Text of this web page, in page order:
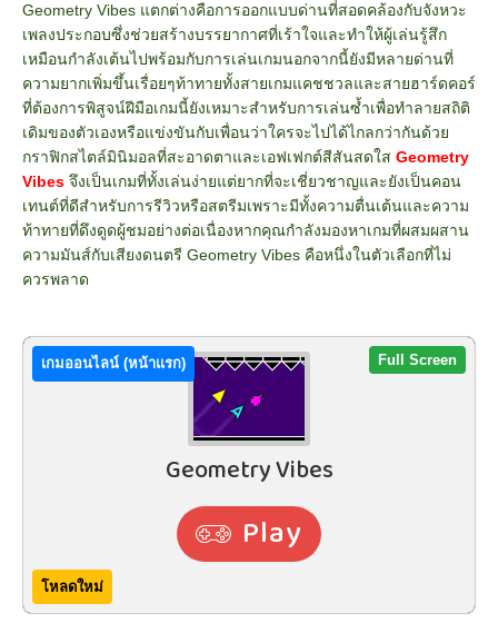
Geometry Vibes แตกต่างคือการออกแบบด่านที่สอดคล้องกับจังหวะ
เพลงประกอบซึ่งช่วยสร้างบรรยากาศที่เร้าใจและทำให้ผู้เล่นรู้สึก
เหมือนกำลังเต้นไปพร้อมกับการเล่นเกมนอกจากนี้ยังมีหลายด่านที่
ความยากเพิ่มขึ้นเรื่อยๆท้าทายทั้งสายเกมแคชชวลและสายฮาร์ดคอร์
ที่ต้องการพิสูจน์ฝีมือเกมนี้ยังเหมาะสำหรับการเล่นซ้ำเพื่อทำลายสถิติ
เดิมของตัวเองหรือแข่งขันกับเพื่อนว่าใครจะไปได้ไกลกว่ากันด้วย
กราฟิกสไตล์มินิมอลที่สะอาดตาและเอฟเฟกต์สีสันสดใส Geometry
Vibes จึงเป็นเกมที่ทั้งเล่นง่ายแต่ยากที่จะเชี่ยวชาญและยังเป็นคอน
เทนต์ที่ดีสำหรับการรีวิวหรือสตรีมเพราะมีทั้งความตื่นเต้นและความ
ท้าทายที่ดึงดูดผู้ชมอย่างต่อเนื่องหากคุณกำลังมองหาเกมที่ผสมผสาน
ความมันส์กับเสียงดนตรี Geometry Vibes คือหนึ่งในตัวเลือกที่ไม่
ควรพลาด
เกมออนไลน์ (หน้าแรก) Full Screen
โหลดใหม่